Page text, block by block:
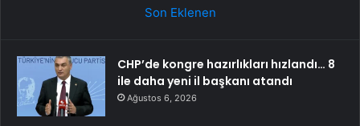
Son Eklenen
CHP’de kongre hazırlıkları hızlandı… 8
ile daha yeni il başkanı atandı
Ağustos 6, 2026